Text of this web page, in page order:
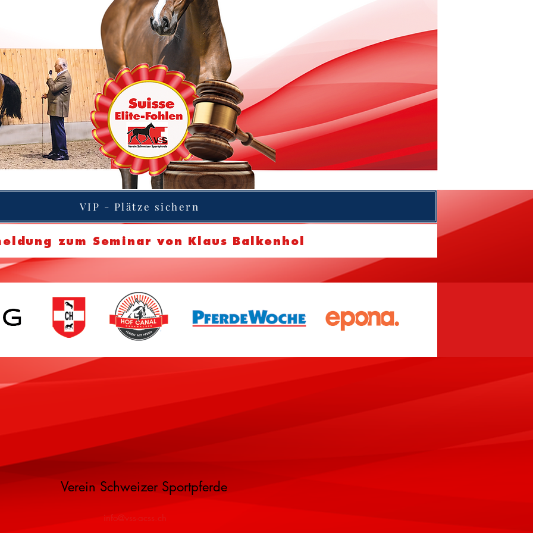
VIP - Plätze sichern
zum Seminar von Klaus Balkenhol
Verein Schweizer Sportpferde
info@vss-acss.ch